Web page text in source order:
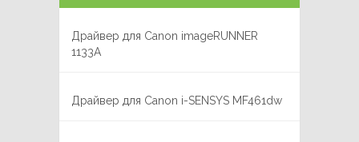
Драйвер для Canon imageRUNNER
1133A
Драйвер для Canon i-SENSYS MF461dw